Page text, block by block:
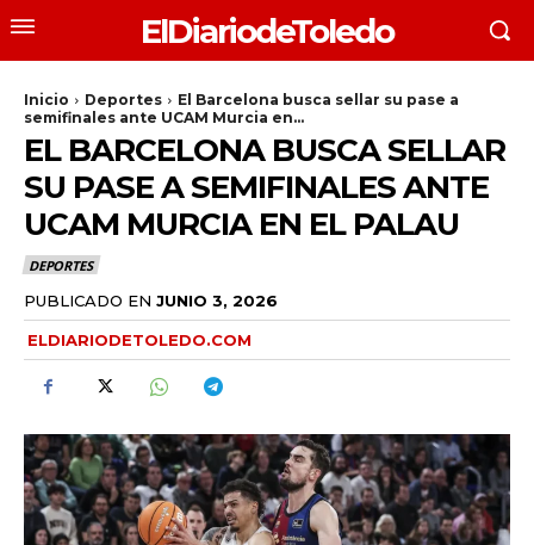
ElDiariodeToledo
Inicio Deportes
El Barcelona busca sellar su pase a
semifinales ante UCAM Murcia en...
EL BARCELONA BUSCA SELLAR
SU PASE A SEMIFINALES ANTE
UCAM MURCIA EN EL PALAU
DEPORTES
PUBLICADO EN JUNIO 3, 2026
ELDIARIODETOLEDO.COM